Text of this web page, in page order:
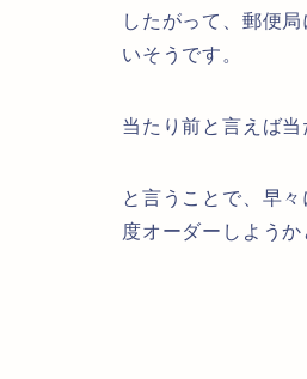
したがって、郵便
いそうです。
当たり前と言えば
と言うことで、早
度オーダーしようか